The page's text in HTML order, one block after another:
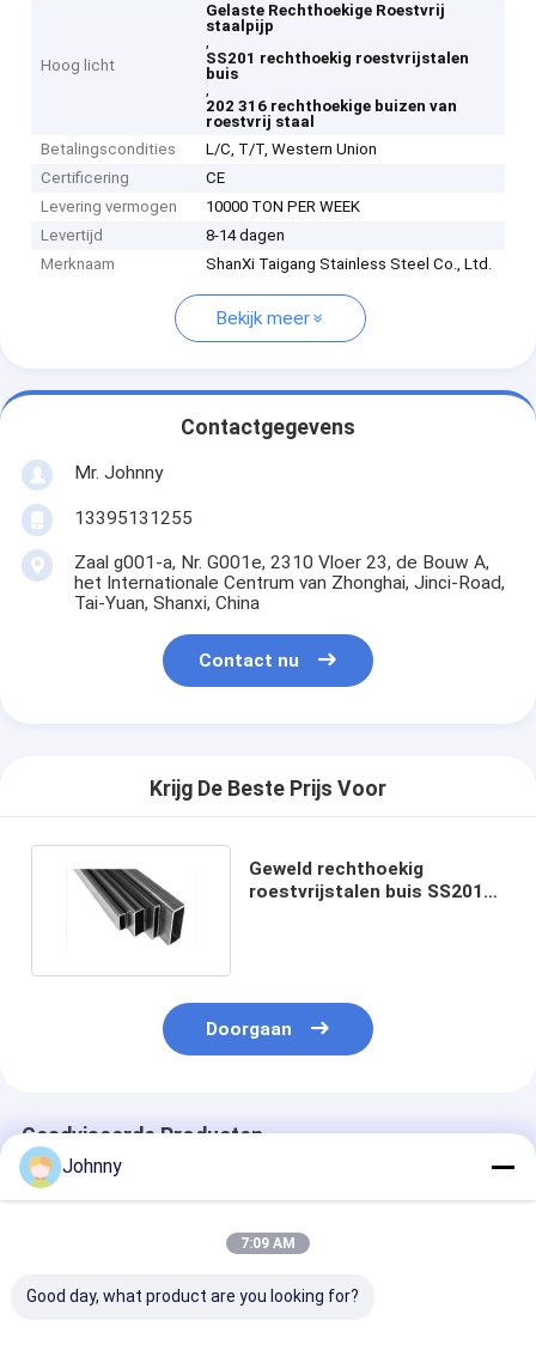
Hoog licht
Gelaste Rechthoekige Roestvrij
staalpijp
,
SS201 rechthoekig roestvrijstalen
buis
,
202 316 rechthoekige buizen van
roestvrij staal
Betalingscondities
L/C, T/T, Western Union
Certificering
CE
Levering vermogen
10000 TON PER WEEK
Levertijd
8-14 dagen
Merknaam
ShanXi Taigang Stainless Steel Co., Ltd.
Bekijk meer
Contactgegevens
Mr. Johnny
13395131255
Zaal g001-a, Nr. G001e, 2310 Vloer 23, de Bouw A,
het Internationale Centrum van Zhonghai, Jinci-Road,
Tai-Yuan, Shanxi, China
Contact nu
Krijg De Beste Prijs Voor
Geweld rechthoekig
roestvrijstalen buis SS201
Doorgaan
Geadviseerde Producten
Johnny
7:09 AM
Good day, what product are you looking for?